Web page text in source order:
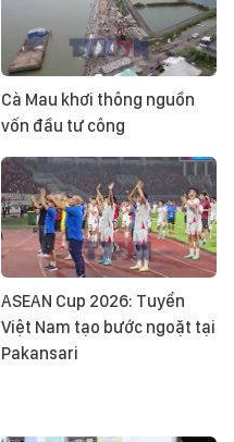
Cà Mau khơi thông nguồn
vốn đầu tư công
ASEAN Cup 2026: Tuyển
Việt Nam tạo bước ngoặt tại
Pakansari